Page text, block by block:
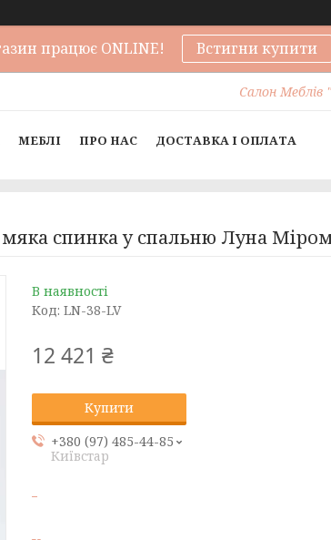
працює ONLINE! Встигни купити
Салон Меблів
МЕБЛІ ПРО НАС ДОСТАВКА І ОПЛАТА
спинка у спальню Луна
В наявності
Код: LN-38-LV
12 421 ₴
Купити
+380 (97) 485-44-85
Київстар